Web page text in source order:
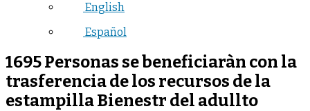
English
Español
1695 Personas se beneficiaràn con la
trasferencia de los recursos de la
estampilla Bienestr del adullto